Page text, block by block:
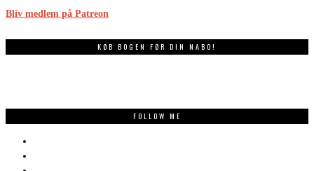
Bliv medlem på Patreon
KØB BOGEN FØR DIN NABO!
FOLLOW ME